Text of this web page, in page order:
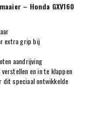
– Honda GXV160
extra grip bij
aandrijving
en in te klappen
dit speciaal ontwikkelde